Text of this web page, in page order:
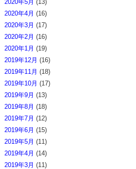
2020年5月 (13)
2020年4月 (16)
2020年3月 (17)
2020年2月 (16)
2020年1月 (19)
2019年12月 (16)
2019年11月 (18)
2019年10月 (17)
2019年9月 (13)
2019年8月 (18)
2019年7月 (12)
2019年6月 (15)
2019年5月 (11)
2019年4月 (14)
2019年3月 (11)